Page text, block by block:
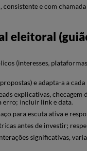
e com chamada
eleitoral
(interesses,
e adapta-a a cada
explicativas, checagem
erro; incluir link e data.
para escuta ativa e
antes de investir;
significativas,